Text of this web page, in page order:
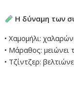
Η δύναμη των
• Χαμομήλι:
• Μάραθος:
• Τζίντζερ: